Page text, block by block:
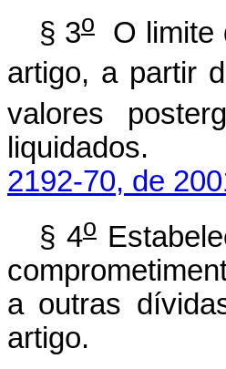
§ 3oO limite
artigo, a partir
valores
2192-70, de
§ 4o
a outras
artigo.